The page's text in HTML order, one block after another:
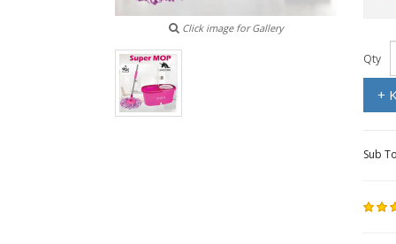
Click image for Gallery
Qty
+
Sub